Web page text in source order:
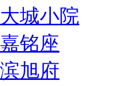
城小院
铭座
旭府